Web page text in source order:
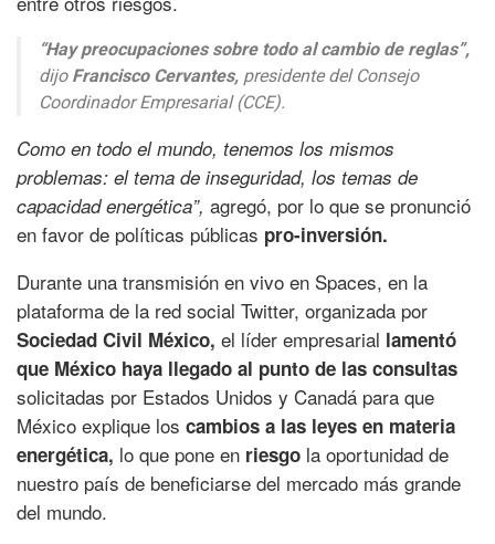
“Hay preocupaciones sobre todo al cambio de reglas”,
dijo Francisco Cervantes, presidente del Consejo
Coordinador Empresarial (CCE).
Como en todo el mundo, tenemos los mismos
problemas: el tema de inseguridad, los temas de
capacidad energética”, agregó, por lo que se pronunció
en favor de políticas públicas pro-inversión.
Durante una transmisión en vivo en Spaces, en la
plataforma de la red social Twitter, organizada por
Sociedad Civil México, el líder empresarial lamentó
que México haya llegado al punto de las consultas
solicitadas por Estados Unidos y Canadá para que
México explique los cambios a las leyes en materia
energética, lo que pone en riesgo la oportunidad de
nuestro país de beneficiarse del mercado más grande
del mundo.